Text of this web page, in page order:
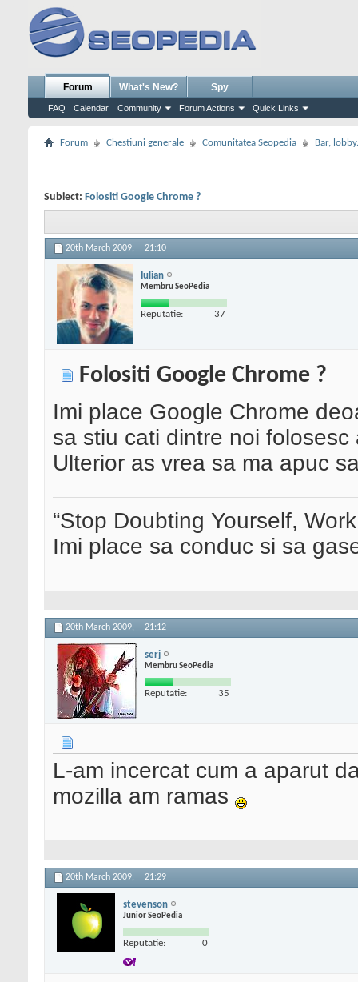
Forum
FAQ Calendar Community Forum Actions Quick Links
What's New? Spy
Forum Chestiuni generale Comunitatea Seopedia Bar,
Subiect: Folositi Google Chrome ?
20th March 2009, 21:10
Iulian
Membru SeoPedia
Reputatie: 37
Folositi Google Chrome ?
Imi place Google Chrome
sa stiu cati dintre noi
Ulterior as vrea sa ma apuc
“Stop Doubting Yourself,
Imi place sa conduc si sa
20th March 2009, 21:12
serj
Membru SeoPedia
Reputatie: 35
L-am incercat cum a aparut
mozilla am ramas
20th March 2009, 21:29
stevenson
Junior SeoPedia
Reputatie: 0